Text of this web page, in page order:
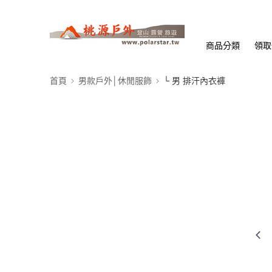
商品分類 領
首頁 男款戶外│休閒服飾 └ 男 排汗內衣褲